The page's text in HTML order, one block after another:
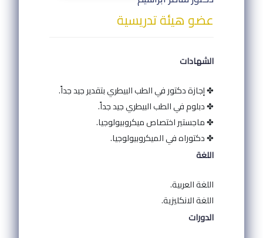
عضو هيئة تدريسية
الشهادات
✤ إجازة دكتور في الطب البيطري بتقدير جيد جداً.
✤ دبلوم في الطب البيطري جيد جداً.
✤ ماجستير اختصاص ميكروبيولوجيا.
✤ دكتوراه في الميكروبيولوجيا.
اللغة
اللغة العربية.
اللغة الانكليزية.
الدورات